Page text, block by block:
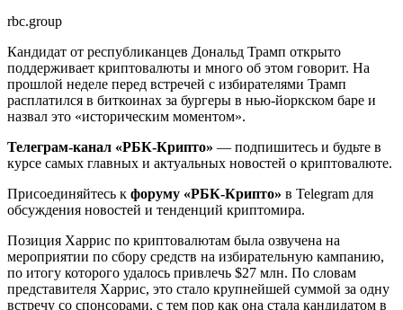
rbc.group
Кандидат от республиканцев Дональд Трамп открыто
поддерживает криптовалюты и много об этом говорит. На
прошлой неделе перед встречей с избирателями Трамп
расплатился в биткоинах за бургеры в нью-йоркском баре и
назвал это «историческим моментом».
Телеграм-канал «РБК-Крипто» — подпишитесь и будьте в
курсе самых главных и актуальных новостей о криптовалюте.
Присоединяйтесь к форуму «РБК-Крипто» в Telegram для
обсуждения новостей и тенденций криптомира.
Позиция Харрис по криптовалютам была озвучена на
мероприятии по сбору средств на избирательную кампанию,
по итогу которого удалось привлечь $27 млн. По словам
представителя Харрис, это стало крупнейшей суммой за одну
встречу со спонсорами, с тем пор как она стала кандидатом в